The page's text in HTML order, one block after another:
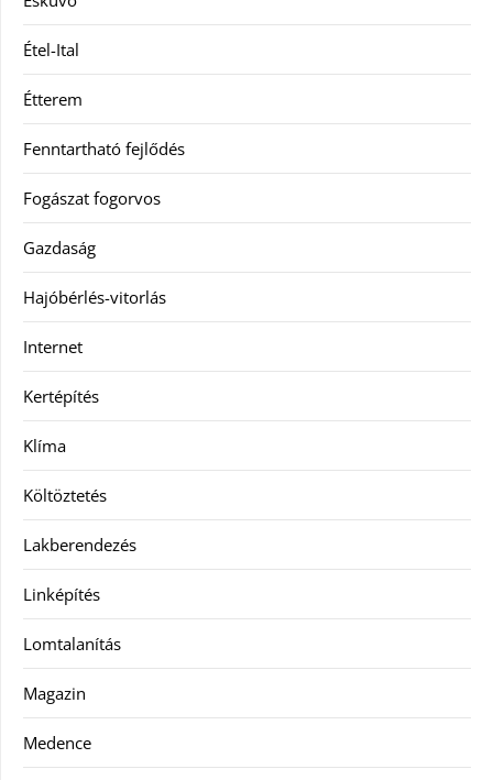
Étel-Ital
Étterem
Fenntartható fejlődés
Fogászat fogorvos
Gazdaság
Hajóbérlés-vitorlás
Internet
Kertépítés
Klíma
Költöztetés
Lakberendezés
Linképítés
Lomtalanítás
Magazin
Medence